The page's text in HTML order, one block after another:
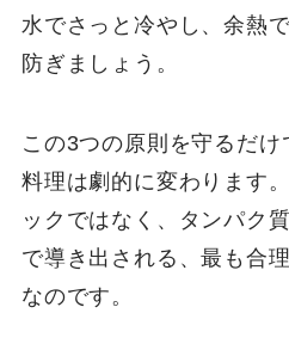
水でさっと冷やし、余熱
防ぎましょう。
この3つの原則を守るだ
料理は劇的に変わります
ックではなく、タンパク
で導き出される、最も合
なのです。